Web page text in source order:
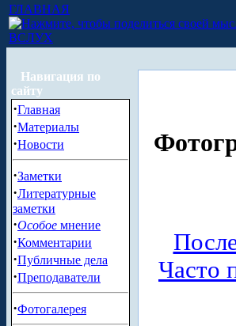
ГЛАВНАЯ
ВСЛУХ
Навигация по
сайту
·Главная
·Материалы
·Новости
·Заметки
·Литературные
заметки
·Особое мнение
·Комментарии
·Публичные дела
·Преподаватели
·Фотогалерея
Часто